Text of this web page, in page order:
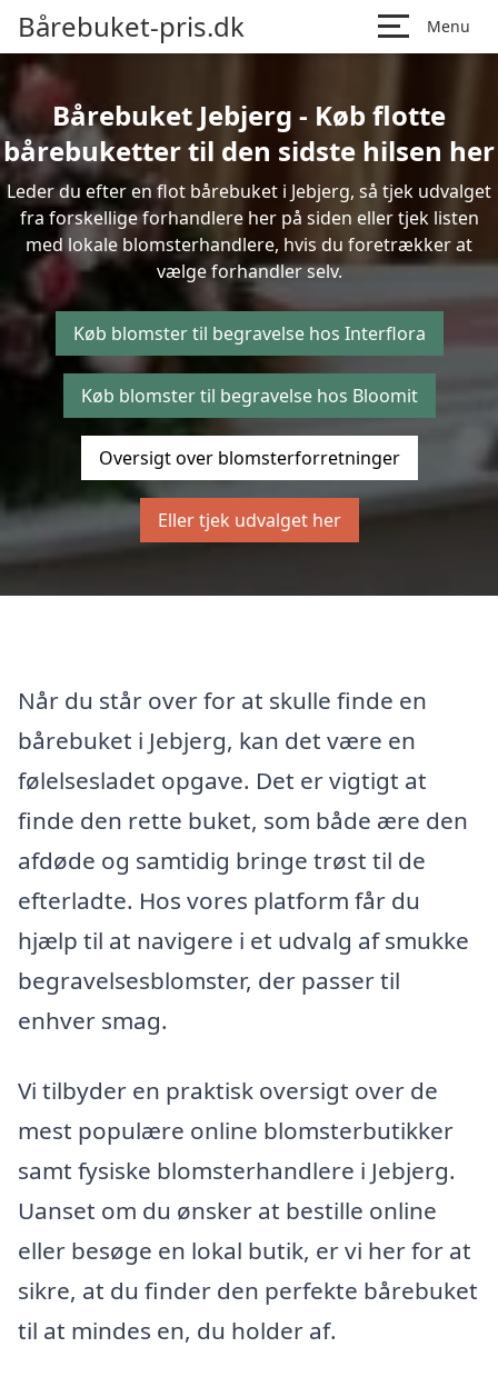
Bårebuket-pris.dk Menu
Bårebuket Jebjerg - Køb flotte
bårebuketter til den sidste hilsen her
Leder du efter en flot bårebuket i Jebjerg, så tjek udvalget
fra forskellige forhandlere her på siden eller tjek listen
med lokale blomsterhandlere, hvis du foretrækker at
vælge forhandler selv.
Køb blomster til begravelse hos Interflora
Køb blomster til begravelse hos Bloomit
Oversigt over blomsterforretninger
Eller tjek udvalget her
Når du står over for at skulle finde en
bårebuket i Jebjerg, kan det være en
følelsesladet opgave. Det er vigtigt at
finde den rette buket, som både ære den
afdøde og samtidig bringe trøst til de
efterladte. Hos vores platform får du
hjælp til at navigere i et udvalg af smukke
begravelsesblomster, der passer til
enhver smag.
Vi tilbyder en praktisk oversigt over de
mest populære online blomsterbutikker
samt fysiske blomsterhandlere i Jebjerg.
Uanset om du ønsker at bestille online
eller besøge en lokal butik, er vi her for at
sikre, at du finder den perfekte bårebuket
til at mindes en, du holder af.